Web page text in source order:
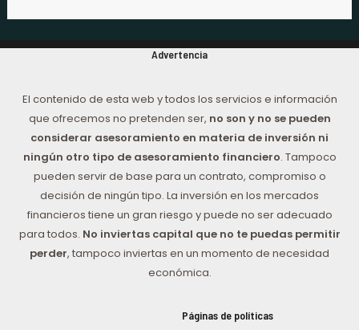
Advertencia
El contenido de esta web y todos los servicios e información
que ofrecemos no pretenden ser, no son y no se pueden
considerar asesoramiento en materia de inversión ni
ningún otro tipo de asesoramiento financiero. Tampoco
pueden servir de base para un contrato, compromiso o
decisión de ningún tipo. La inversión en los mercados
financieros tiene un gran riesgo y puede no ser adecuado
para todos. No inviertas capital que no te puedas permitir
perder, tampoco inviertas en un momento de necesidad
económica.
Páginas de políticas